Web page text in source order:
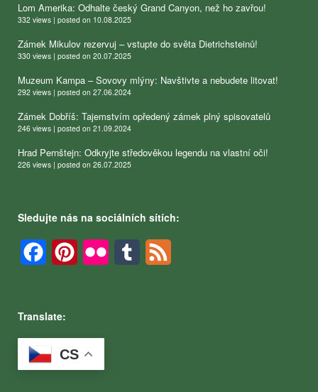
Lom Amerika: Odhalte český Grand Canyon, než ho zavřou!
332 views | posted on 10.08.2025
Zámek Mikulov rezervuj – vstupte do světa Dietrichsteinů!
330 views | posted on 20.07.2025
Muzeum Kampa – Sovovy mlýny: Navštivte a nebudete litovat!
292 views | posted on 27.06.2024
Zámek Dobříš: Tajemstvím opředený zámek plný spisovatelů
246 views | posted on 21.09.2024
Hrad Pernštejn: Odkryjte středověkou legendu na vlastní oči!
226 views | posted on 26.07.2025
Sledujte nás na sociálních sítích:
FacebookPinterestFlickr Tumblr
Translate:
CS